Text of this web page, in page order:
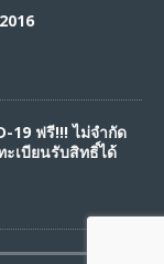
19 ฟรี!!! ไม่จำกัด
ะเบียนรับสิทธิ์ได้